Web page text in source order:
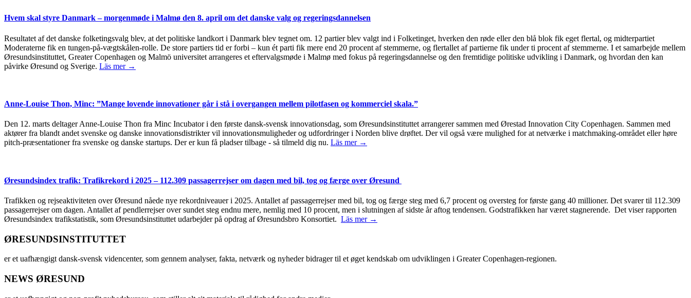
Hvem skal styre Danmark – morgenmøde i Malmø den 8. april om det danske valg og regeringsdannelsen
Resultatet af det danske folketingsvalg blev, at det politiske landkort i Danmark blev tegnet om. 12 partier blev valgt ind i Folketinget, hverken den røde eller den blå blok fik eget flertal, og midterpartiet
Moderaterne fik en tungen-på-vægtskålen-rolle. De store partiers tid er forbi – kun ét parti fik mere end 20 procent af stemmerne, og flertallet af partierne fik under ti procent af stemmerne. I et samarbejde mellem
Øresundsinstituttet, Greater Copenhagen og Malmö universitet arrangeres et eftervalgsmøde i Malmø med fokus på regeringsdannelse og den fremtidige politiske udvikling i Danmark, og hvordan den kan
påvirke Øresund og Sverige. Läs mer →
Anne-Louise Thon, Minc: ”Mange lovende innovationer går i stå i overgangen mellem pilotfasen og kommerciel skala.”
Den 12. marts deltager Anne-Louise Thon fra Minc Incubator i den første dansk-svensk innovationsdag, som Øresundsinstituttet arrangerer sammen med Ørestad Innovation City Copenhagen. Sammen med
aktører fra blandt andet svenske og danske innovationsdistrikter vil innovationsmuligheder og udfordringer i Norden blive drøftet. Der vil også være mulighed for at netværke i matchmaking-området eller høre
pitch-præsentationer fra svenske og danske startups. Der er kun få pladser tilbage - så tilmeld dig nu. Läs mer →
Øresundsindex trafik: Trafikrekord i 2025 – 112.309 passagerrejser om dagen med bil, tog og færge over Øresund
Trafikken og rejseaktiviteten over Øresund nåede nye rekordniveauer i 2025. Antallet af passagerrejser med bil, tog og færge steg med 6,7 procent og oversteg for første gang 40 millioner. Det svarer til 112.309
passagerrejser om dagen. Antallet af pendlerrejser over sundet steg endnu mere, nemlig med 10 procent, men i slutningen af sidste år aftog tendensen. Godstrafikken har været stagnerende. Det viser rapporten
Øresundsindex trafikstatistik, som Øresundsinstituttet udarbejder på opdrag af Øresundsbro Konsortiet. Läs mer →
ØRESUNDSINSTITUTTET
er et uafhængigt dansk-svensk videncenter, som gennem analyser, fakta, netværk og nyheder bidrager til et øget kendskab om udviklingen i Greater Copenhagen-regionen.
NEWS ØRESUND